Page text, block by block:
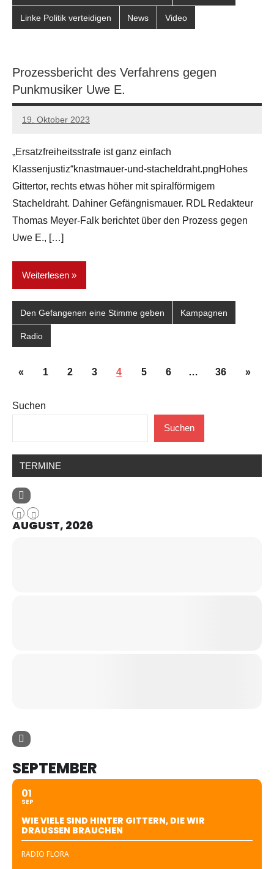
Linke Politik verteidigen News Video
Prozessbericht des Verfahrens gegen
Punkmusiker Uwe E.
19. Oktober 2023
network
„Ersatzfreiheitsstrafe ist ganz einfach
Klassenjustiz“knastmauer-und-stacheldraht.pngHohes
Gittertor, rechts etwas höher mit spiralförmigem
Stacheldraht. Dahiner Gefängnismauer. RDL Redakteur
Thomas Meyer-Falk berichtet über den Prozess gegen
Uwe E., […]
Weiterlesen
Den Gefangenen eine Stimme geben Kampagnen
Radio
Seitennummerierung
Beiträge
«Vorherige
1 2 3 4 5 6 … 36 »
Suchen
Suchen
TERMINE
AUGUST, 2026
SEPTEMBER
01
SEP
WIE VIELE SIND HINTER GITTERN, DIE WIR
DRAUSSEN BRAUCHEN
RADIO FLORA